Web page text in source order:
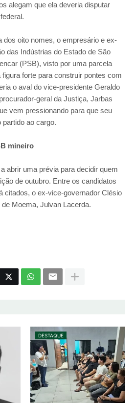
alegam que ela deveria disputar
dos oito nomes, o empresário e ex-
das Indústrias do Estado de São
(PSB), visto por uma parcela
forte para construir pontes com
o aval do vice-presidente Geraldo
geral da Justiça, Jarbas
vem pressionando para que seu
partido ao cargo.
mineiro
abrir uma prévia para decidir quem
de outubro. Entre os candidatos
citados, o ex-vice-governador Clésio
Moema, Julvan Lacerda.
DESTAQUE